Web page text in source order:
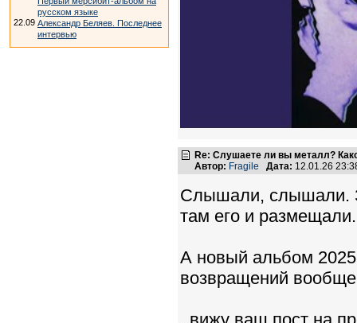
русском языке
22.09 Александр Беляев. Последнее
интервью
Re: Слушаете ли вы металл?
Автор: Fragile Дата: 12.01.26
Слышали, слышали.
там его и
А новый альбом
возвращений